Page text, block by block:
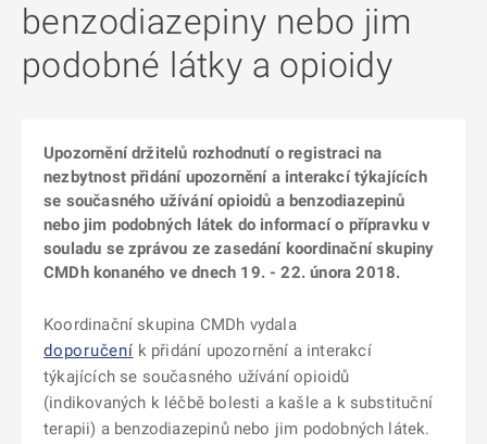
benzodiazepiny nebo jim
podobné látky a opioidy
Upozornění držitelů rozhodnutí o registraci na
nezbytnost přidání upozornění a interakcí týkajících
se současného užívání opioidů a benzodiazepinů
nebo jim podobných látek do informací o přípravku v
souladu se zprávou ze zasedání koordinační skupiny
CMDh konaného ve dnech 19. - 22. února 2018.
Koordinační skupina CMDh vydala
doporučení k přidání upozornění a interakcí
týkajících se současného užívání opioidů
(indikovaných k léčbě bolesti a kašle a k substituční
terapii) a benzodiazepinů nebo jim podobných látek.